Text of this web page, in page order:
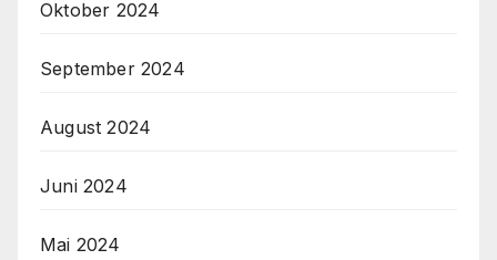
Oktober 2024
September 2024
August 2024
Juni 2024
Mai 2024